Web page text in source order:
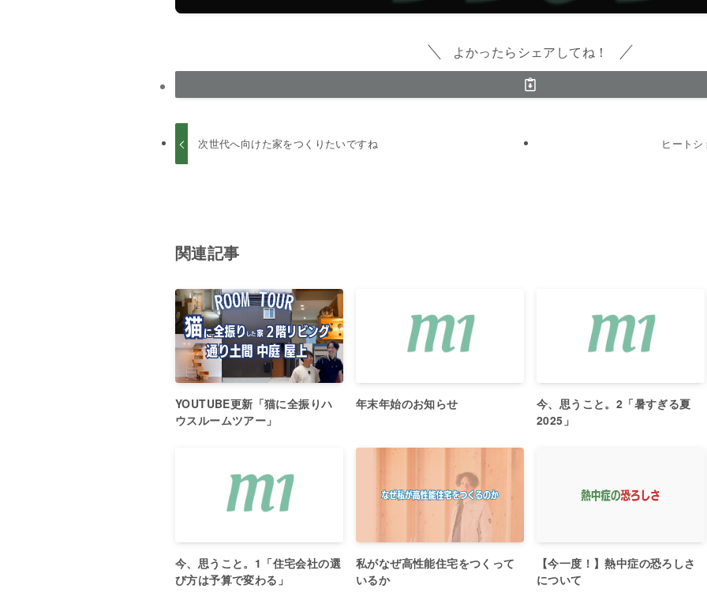
よかったらシェアしてね！
次世代へ向けた家をつくりたいですね ヒート
関連記事
YOUTUBE更新「猫に全振りハ
ウスルームツアー」
年末年始のお知らせ
今、思うこと。2「暑すぎる夏
2025」
今、思うこと。1「住宅会社の選
び方は予算で変わる」
私がなぜ高性能住宅をつくって
いるか
【今一度！】熱中症の恐ろしさ
について